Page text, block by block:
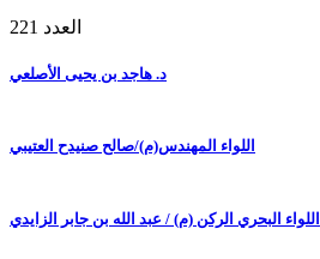
العدد 221
د. هاجد بن يحيى الأصلعي
اللواء المهندس(م)/صالح صنيدح العتيبي
اللواء البحري الركن (م) / عبد الله بن جابر الزايدي